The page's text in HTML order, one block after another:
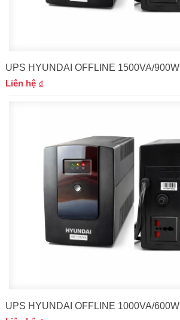
UPS HYUNDAI OFFLINE 1500VA/
Liên hệ
UPS HYUNDAI OFFLINE 1000VA/